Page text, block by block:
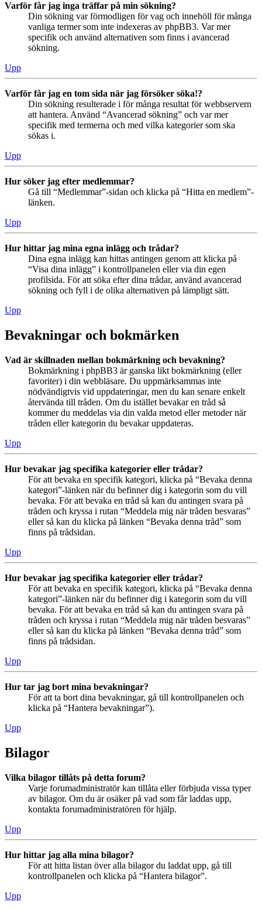
Varför får jag inga träffar på min sökning?
Din sökning var förmodligen för vag och innehöll för många
vanliga termer som inte indexeras av phpBB3. Var mer
specifik och använd alternativen som finns i avancerad
sökning.
Upp
Varför får jag en tom sida när jag försöker söka!?
Din sökning resulterade i för många resultat för webbservern
att hantera. Använd “Avancerad sökning” och var mer
specifik med termerna och med vilka kategorier som ska
sökas i.
Upp
Hur söker jag efter medlemmar?
Gå till “Medlemmar”-sidan och klicka på “Hitta en medlem”-
länken.
Upp
Hur hittar jag mina egna inlägg och trådar?
Dina egna inlägg kan hittas antingen genom att klicka på
“Visa dina inlägg” i kontrollpanelen eller via din egen
profilsida. För att söka efter dina trådar, använd avancerad
sökning och fyll i de olika alternativen på lämpligt sätt.
Upp
Bevakningar och bokmärken
Vad är skillnaden mellan bokmärkning och bevakning?
Bokmärkning i phpBB3 är ganska likt bokmärkning (eller
favoriter) i din webbläsare. Du uppmärksammas inte
nödvändigtvis vid uppdateringar, men du kan senare enkelt
återvända till tråden. Om du istället bevakar en tråd så
kommer du meddelas via din valda metod eller metoder när
tråden eller kategorin du bevakar uppdateras.
Upp
Hur bevakar jag specifika kategorier eller trådar?
För att bevaka en specifik kategori, klicka på “Bevaka denna
kategori”-länken när du befinner dig i kategorin som du vill
bevaka. För att bevaka en tråd så kan du antingen svara på
tråden och kryssa i rutan “Meddela mig när tråden besvaras”
eller så kan du klicka på länken “Bevaka denna tråd” som
finns på trådsidan.
Upp
Hur bevakar jag specifika kategorier eller trådar?
För att bevaka en specifik kategori, klicka på “Bevaka denna
kategori”-länken när du befinner dig i kategorin som du vill
bevaka. För att bevaka en tråd så kan du antingen svara på
tråden och kryssa i rutan “Meddela mig när tråden besvaras”
eller så kan du klicka på länken “Bevaka denna tråd” som
finns på trådsidan.
Upp
Hur tar jag bort mina bevakningar?
För att ta bort dina bevakningar, gå till kontrollpanelen och
klicka på “Hantera bevakningar”).
Upp
Bilagor
Vilka bilagor tillåts på detta forum?
Varje forumadministratör kan tillåta eller förbjuda vissa typer
av bilagor. Om du är osäker på vad som får laddas upp,
kontakta forumadministratören för hjälp.
Upp
Hur hittar jag alla mina bilagor?
För att hitta listan över alla bilagor du laddat upp, gå till
kontrollpanelen och klicka på “Hantera bilagor”.
Upp